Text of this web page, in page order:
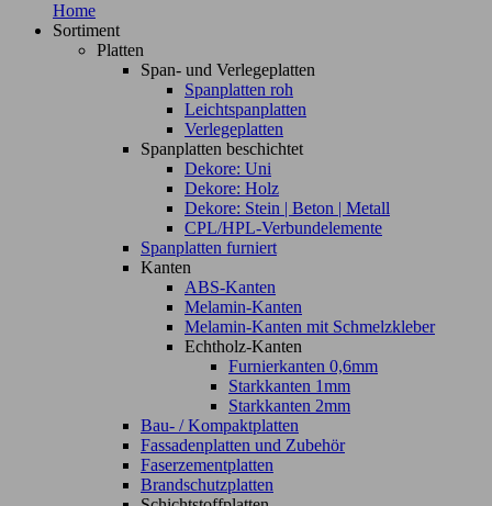
Home
Sortiment
Platten
Span- und Verlegeplatten
Spanplatten roh
Leichtspanplatten
Verlegeplatten
Spanplatten beschichtet
Dekore: Uni
Dekore: Holz
Dekore: Stein | Beton | Metall
CPL/HPL-Verbundelemente
Spanplatten furniert
Kanten
ABS-Kanten
Melamin-Kanten
Melamin-Kanten mit Schmelzkleber
Echtholz-Kanten
Furnierkanten 0,6mm
Starkkanten 1mm
Starkkanten 2mm
Bau- / Kompaktplatten
Fassadenplatten und Zubehör
Faserzementplatten
Brandschutzplatten